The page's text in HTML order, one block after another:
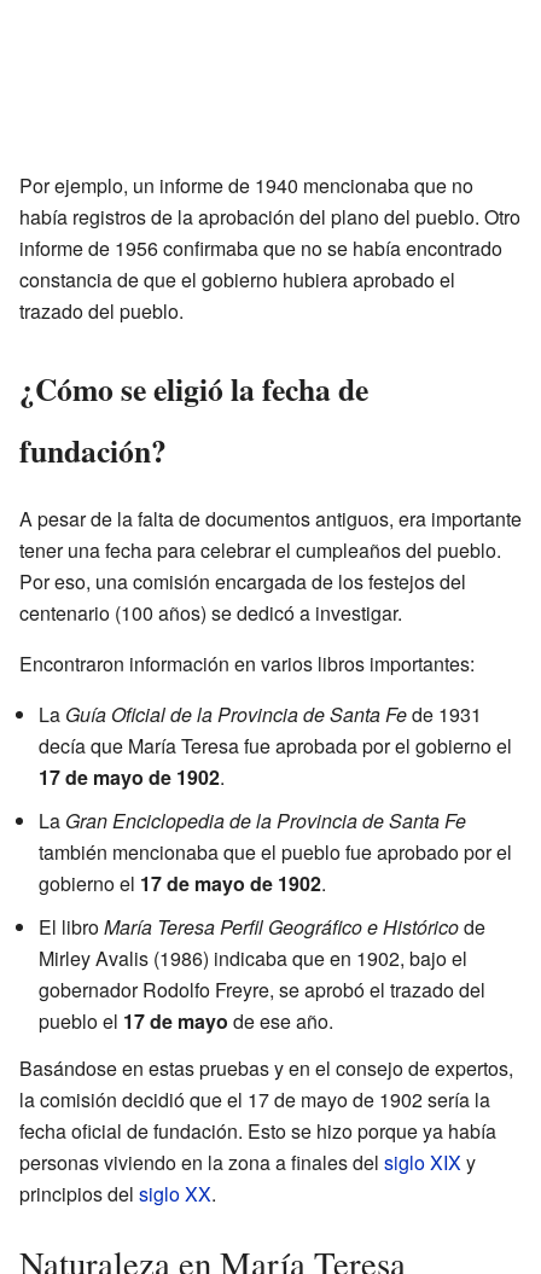
Por ejemplo, un informe de 1940 mencionaba que no
había registros de la aprobación del plano del pueblo. Otro
informe de 1956 confirmaba que no se había encontrado
constancia de que el gobierno hubiera aprobado el
trazado del pueblo.
¿Cómo se eligió la fecha de
fundación?
A pesar de la falta de documentos antiguos, era importante
tener una fecha para celebrar el cumpleaños del pueblo.
Por eso, una comisión encargada de los festejos del
centenario (100 años) se dedicó a investigar.
Encontraron información en varios libros importantes:
La Guía Oficial de la Provincia de Santa Fede 1931
decía que María Teresa fue aprobada por el gobierno el
17 de mayo de 1902.
La Gran Enciclopedia de la Provincia de Santa Fe
también mencionaba que el pueblo fue aprobado por el
gobierno el 17 de mayo de 1902.
El libroMaría Teresa Perfil Geográfico e Históricode
Mirley Avalis (1986) indicaba que en 1902, bajo el
gobernador Rodolfo Freyre, se aprobó el trazado del
pueblo el 17 de mayo de ese año.
Basándose en estas pruebas y en el consejo de expertos,
la comisión decidió que el 17 de mayo de 1902 sería la
fecha oficial de fundación. Esto se hizo porque ya había
personas viviendo en la zona a finales del siglo XIXy
principios del siglo XX.
Naturaleza en María Teresa